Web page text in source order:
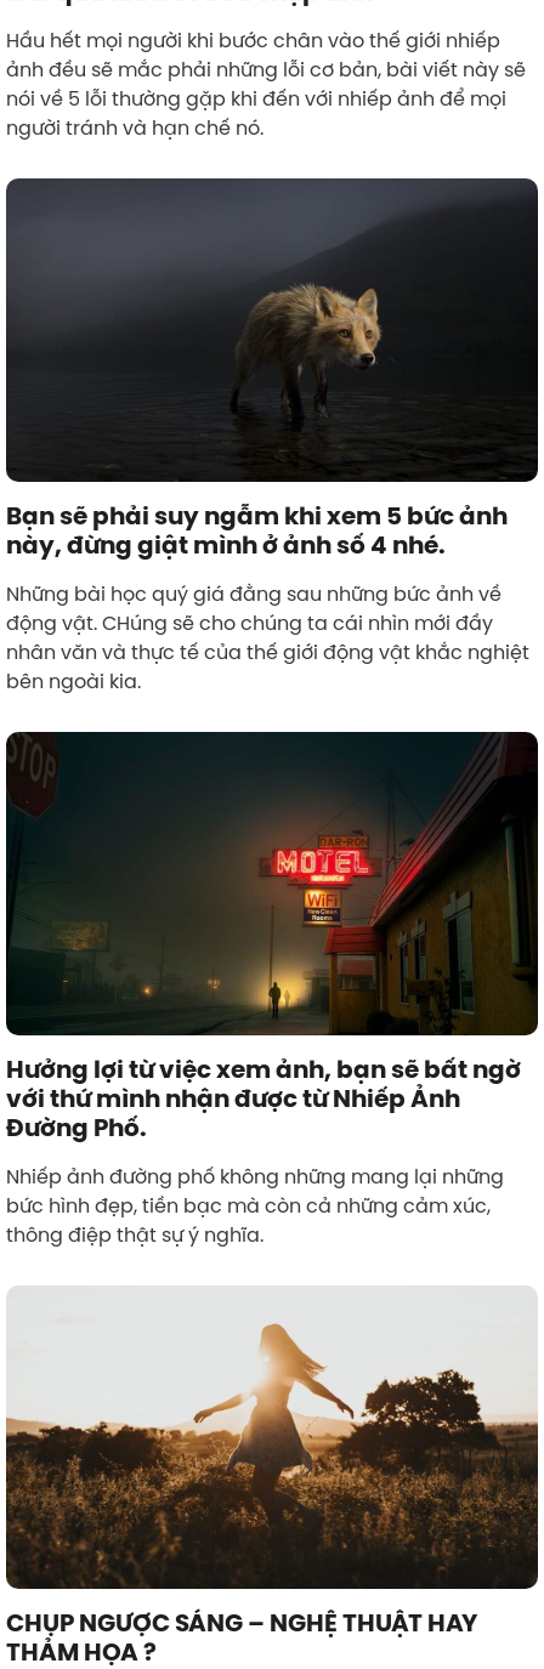
Hầu hết mọi người khi bước chân vào thế giới nhiếp
ảnh đều sẽ mắc phải những lỗi cơ bản, bài viết này sẽ
nói về 5 lỗi thường gặp khi đến với nhiếp ảnh để mọi
người tránh và hạn chế nó.
Bạn sẽ phải suy ngẫm khi xem 5 bức ảnh
này, đừng giật mình ở ảnh số 4 nhé.
Những bài học quý giá đằng sau những bức ảnh về
động vật. CHúng sẽ cho chúng ta cái nhìn mới đầy
nhân văn và thực tế của thế giới động vật khắc nghiệt
bên ngoài kia.
Hưởng lợi từ việc xem ảnh, bạn sẽ bất ngờ
với thứ mình nhận được từ Nhiếp Ảnh
Đường Phố.
Nhiếp ảnh đường phố không những mang lại những
bức hình đẹp, tiền bạc mà còn cả những cảm xúc,
thông điệp thật sự ý nghĩa.
CHỤP NGƯỢC SÁNG – NGHỆ THUẬT HAY
THẢM HỌA ?